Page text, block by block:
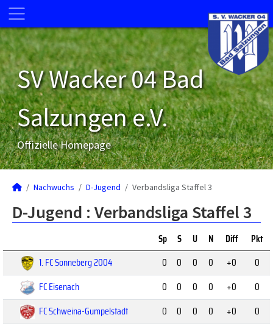
SV Wacker 04 Bad
Salzungen e.V.
Offizielle Homepage
Nachwuchs D-Jugend Verbandsliga Staffel 3
D-Jugend : Verbandsliga Staffel 3
Sp S U N Diff
Pkt
1. FC Sonneberg 2004
0 0 0 0 +0
0
FC Eisenach
0 0 0 0 +0
0
FC Schweina-Gumpelstadt
0 0 0 0 +0
0